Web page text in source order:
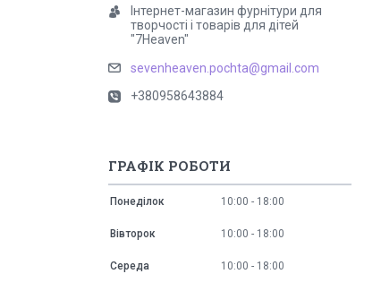
Інтернет-магазин фурнітури для
творчості і товарів для дітей
"7Heaven"
sevenheaven.pochta@gmail.com
+380958643884
ГРАФІК РОБОТИ
Понеділок 10:00 18:00
Вівторок 10:00 18:00
Середа 10:00 18:00